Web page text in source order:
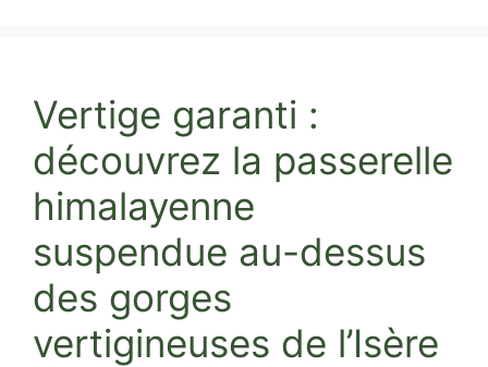
Vertige garanti :
découvrez la passerelle
himalayenne
suspendue au-dessus
des gorges
vertigineuses de l’Isère